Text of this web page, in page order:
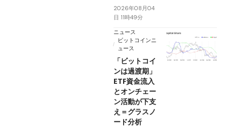
2026年08月04
日 11時49分
ニュース
ビットコインニ
ュース
「ビットコイ
ンは過渡期」
ETF資金流入
とオンチェー
ン活動が下支
え＝グラスノ
ード分析